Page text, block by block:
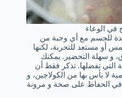
في الوعاء
للجسم مع أي وجبة من
أو مستعد للتجربة، لكنها
و سهلة التحضير. يمكنك
التي تفضلها. تذكر فقط أن
لا بأس بها من الكولاجين، و
في الحفاظ على صحة و مرونة